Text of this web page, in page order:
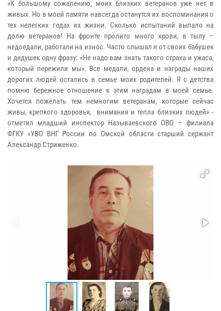
«К большому сожалению, моих близких ветеранов уже нет в
живых. Но в моей памяти навсегда останутся их воспоминания о
тех нелегких годах их жизни. Сколько испытаний выпало на
долю ветеранов! На фронте пролито много крови, в тылу –
недоедали, работали на износ. Часто слышал я от своих бабушек
и дедушек одну фразу: «Не надо вам знать такого страха и ужаса,
который пережили мы». Все медали, ордена и награды наших
дорогих людей остались в семье моих родителей. Я с детства
помню бережное отношение к этим наградам в моей семье.
Хочется пожелать тем немногим ветеранам, которые сейчас
живы, крепкого здоровья, внимания и тепла близких людей» -
отметил младший инспектор Называевского ОВО – филиала
ФГКУ «УВО ВНГ России по Омской области старший сержант
Александр Стриженко.